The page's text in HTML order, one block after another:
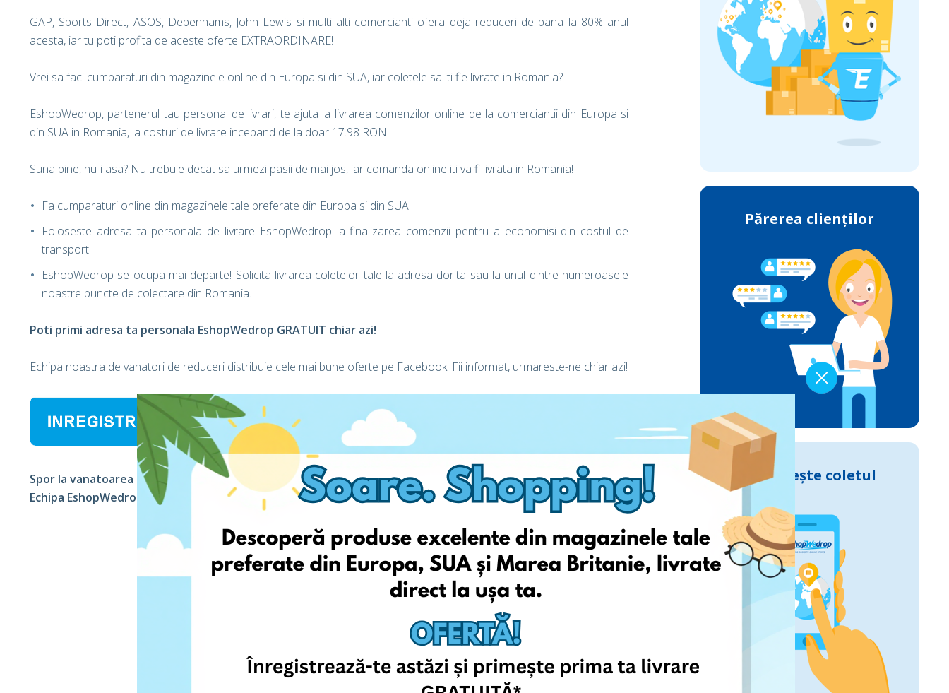
GAP, Sports Direct, ASOS, Debenhams, John Lewis si multi alti comercianti ofera deja reduceri de pana la 80% anul
acesta, iar tu poti profita de aceste oferte EXTRAORDINARE!
Vrei sa faci cumparaturi din magazinele online din Europa si din SUA, iar coletele sa iti fie livrate in Romania?
EshopWedrop, partenerul tau personal de livrari, te ajuta la livrarea comenzilor online de la comerciantii din Europa si
din SUA in Romania, la costuri de livrare incepand de la doar 17.98 RON!
Suna bine, nu-i asa? Nu trebuie decat sa urmezi pasii de mai jos, iar comanda online iti va fi livrata in Romania!
Fa cumparaturi online din magazinele tale preferate din Europa si din SUA
Foloseste adresa ta personala de livrare EshopWedrop la finalizarea comenzii pentru a economisi din costul de
transport
EshopWedrop se ocupa mai departe! Solicita livrarea coletelor tale la adresa dorita sau la unul dintre numeroasele
noastre puncte de colectare din Romania.
Poti primi adresa ta personala EshopWedrop GRATUIT chiar azi!
Echipa noastra de vanatori de reduceri distribuie cele mai bune oferte pe Facebook! Fii informat, urmareste-ne chiar azi!
Spor la vanatoarea de reduceri!
Echipa EshopWedrop
Părerea clienților
Urmărește coletul